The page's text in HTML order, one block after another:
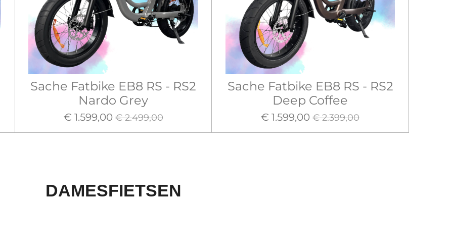
Sache Fatbike EB8 RS - RS2
Nardo Grey
€ 1.599,00 € 2.499,00
Sache Fatbike EB8 RS - RS2
Deep Coffee
€ 1.599,00 € 2.399,00
DAMESFIETSEN